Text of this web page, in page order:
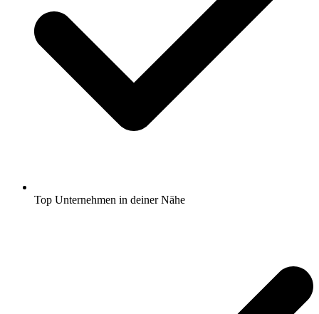
Top Unternehmen in deiner Nähe